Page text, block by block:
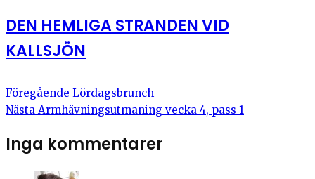
DEN HEMLIGA STRANDEN VID
KALLSJÖN
Föregående Lördagsbrunch
Nästa Armhävningsutmaning vecka 4, pass 1
Inga kommentarer